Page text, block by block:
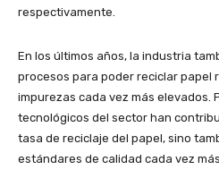
respectivamente.
En los últimos años, la industria
procesos para poder reciclar papel
impurezas cada vez más elevados.
tecnológicos del sector han
tasa de reciclaje del papel, sino
estándares de calidad cada vez